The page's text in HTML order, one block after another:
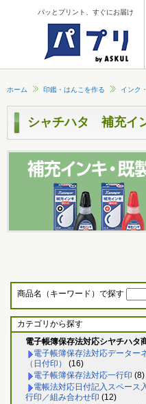
パッとプリント、すぐにお届け
ホーム 印鑑・はんこを作る インク
シャチハタ 補充イ
商品名（キーワード）で探す
カテゴリから探す
電子帳簿保存法対応シヤチハタ
電子帳簿保存法対応データー
（日付印）
(16)
電子帳簿保存法対応一行印 (8)
電帳法対応日付記入スペース
行印／組み合わせ印 (12)